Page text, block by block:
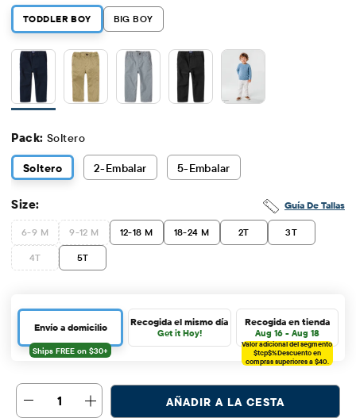
TODDLER BOY BIG BOY
Pack: Soltero
Soltero 2-Embalar 5-Embalar
Guía De Tallas
Size:
6-9 M 9-12 M 12-18 M 18-24 M 2T 3T
4T 5T
Envío a domicilio Recogida el mismo día
Get it Hoy!
Recogida en tienda
Aug 16 - Aug 18
Valor adicional del segmento
$tcp$%Descuento en
compras superiores a $40.
1 AÑADIR A LA CESTA